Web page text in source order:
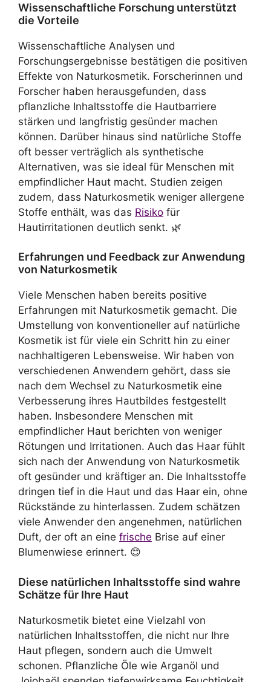
Wissenschaftliche Forschung unterstützt
die Vorteile
Wissenschaftliche Analysen und
Forschungsergebnisse bestätigen die positiven
Effekte von Naturkosmetik. Forscherinnen und
Forscher haben herausgefunden, dass
pflanzliche Inhaltsstoffe die Hautbarriere
stärken und langfristig gesünder machen
können. Darüber hinaus sind natürliche Stoffe
oft besser verträglich als synthetische
Alternativen, was sie ideal für Menschen mit
empfindlicher Haut macht. Studien zeigen
zudem, dass Naturkosmetik weniger allergene
Stoffe enthält, was das Risiko für
Hautirritationen deutlich senkt. 🌿
Erfahrungen und Feedback zur Anwendung
von Naturkosmetik
Viele Menschen haben bereits positive
Erfahrungen mit Naturkosmetik gemacht. Die
Umstellung von konventioneller auf natürliche
Kosmetik ist für viele ein Schritt hin zu einer
nachhaltigeren Lebensweise. Wir haben von
verschiedenen Anwendern gehört, dass sie
nach dem Wechsel zu Naturkosmetik eine
Verbesserung ihres Hautbildes festgestellt
haben. Insbesondere Menschen mit
empfindlicher Haut berichten von weniger
Rötungen und Irritationen. Auch das Haar fühlt
sich nach der Anwendung von Naturkosmetik
oft gesünder und kräftiger an. Die Inhaltsstoffe
dringen tief in die Haut und das Haar ein, ohne
Rückstände zu hinterlassen. Zudem schätzen
viele Anwender den angenehmen, natürlichen
Duft, der oft an eine frische Brise auf einer
Blumenwiese erinnert. 😊
Diese natürlichen Inhaltsstoffe sind wahre
Schätze für Ihre Haut
Naturkosmetik bietet eine Vielzahl von
natürlichen Inhaltsstoffen, die nicht nur Ihre
Haut pflegen, sondern auch die Umwelt
schonen. Pflanzliche Öle wie Arganöl und